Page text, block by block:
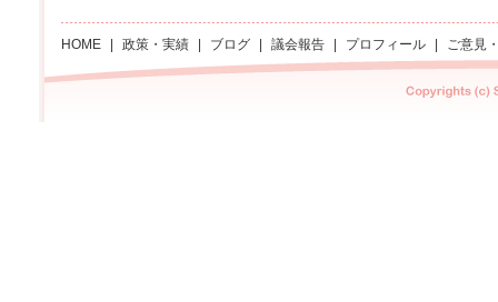
HOME 政策・実績 ブログ 議会報告 プロフィール ご意見